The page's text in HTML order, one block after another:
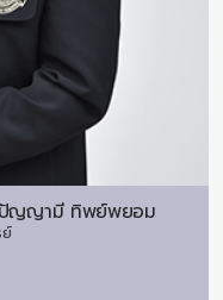
ญญามี ทิพย์พยอม